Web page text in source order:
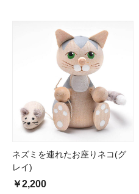
ネズミを連れたお座りネコ(グ
レイ)
￥2,200